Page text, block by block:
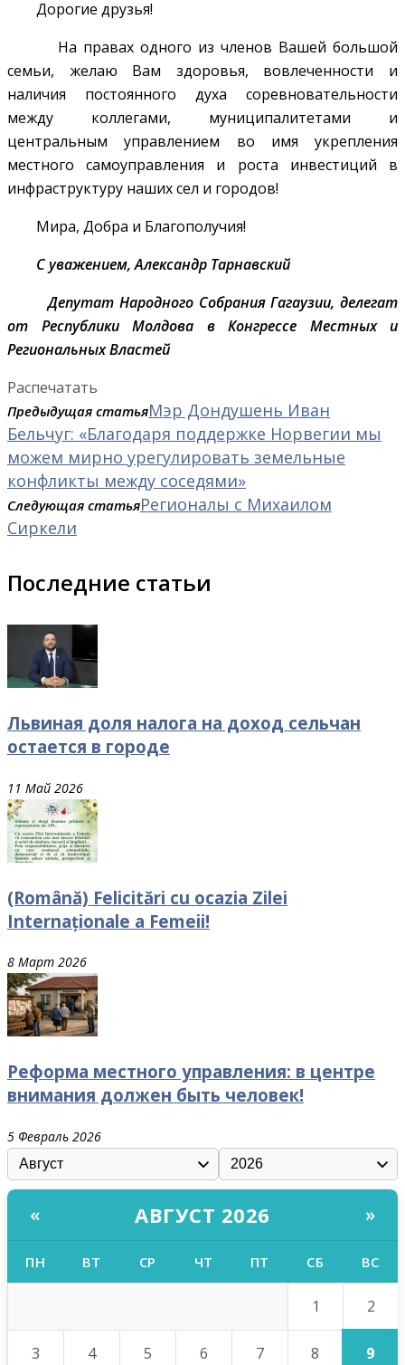
Дорогие друзья!
На правах одного из членов Вашей большой
семьи, желаю Вам здоровья, вовлеченности и
наличия постоянного духа соревновательности
между коллегами, муниципалитетами и
центральным управлением во имя укрепления
местного самоуправления и роста инвестиций в
инфраструктуру наших сел и городов!
Мира, Добра и Благополучия!
С уважением, Александр Тарнавский
Депутат Народного Собрания Гагаузии, делегат
от Республики Молдова в Конгрессе Местных и
Региональных Властей
Распечатать
Предыдущая статьяМэр Дондушень Иван
Бельчуг: «Благодаря поддержке Норвегии мы
можем мирно урегулировать земельные
конфликты между соседями»
Следующая статьяРегионалы с Михаилом
Сиркели
Последние статьи
Львиная доля налога на доход сельчан
остается в городе
11 Май 2026
(Română) Felicitări cu ocazia Zilei
Internaționale a Femeii!
8 Март 2026
Реформа местного управления: в центре
внимания должен быть человек!
5 Февраль 2026
« АВГУСТ 2026 »
ПН ВТ СР ЧТ ПТ СБ ВС
1 2
3 4 5 6 7 8 9